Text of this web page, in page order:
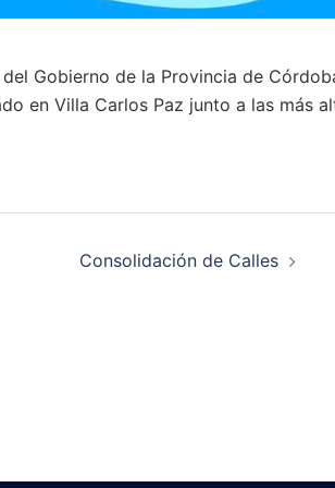
Gobierno de la Provincia de
en Villa Carlos Paz junto a las más
Consolidación de Calles